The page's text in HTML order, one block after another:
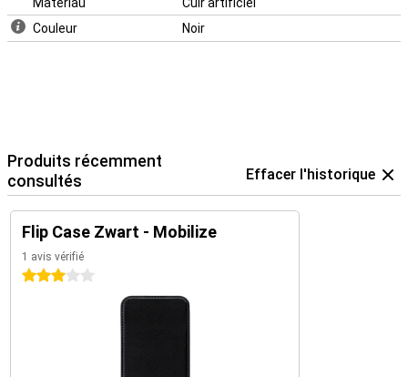
Couleur
Noir
Produits récemment
consultés
Effacer l'historique
Flip Case Zwart - Mobilize
1 avis vérifié
3 étoiles